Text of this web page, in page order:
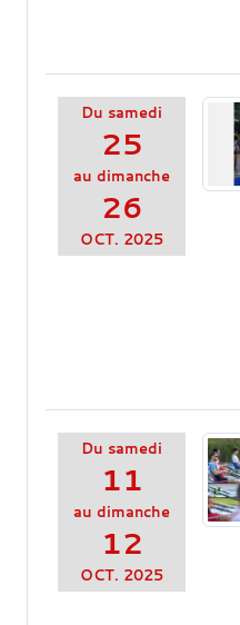
Du samedi
25
audimanche
26
OCT. 2025
Du samedi
11
audimanche
12
OCT. 2025